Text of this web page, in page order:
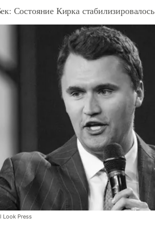
Состояние Кирка стабилизировалось
Look Press